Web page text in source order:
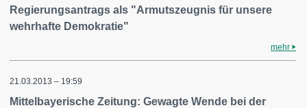
Regierungsantrags als "Armutszeugnis für unsere
wehrhafte Demokratie"
mehr
21.03.2013 – 19:59
Mittelbayerische Zeitung: Gewagte Wende bei der